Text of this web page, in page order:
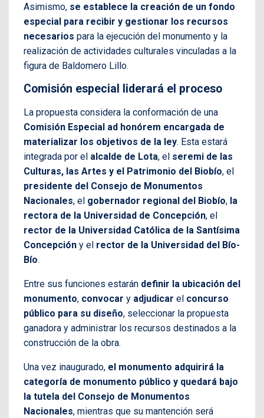
Asimismo, se establece la creación de un fondo
especial para recibir y gestionar los recursos
necesarios para la ejecución del monumento y la
realización de actividades culturales vinculadas a la
figura de Baldomero Lillo.
Comisión especial liderará el proceso
La propuesta considera la conformación de una
Comisión Especial ad honórem encargada de
materializar los objetivos de la ley. Esta estará
integrada por el alcalde de Lota, el seremi de las
Culturas, las Artes y el Patrimonio del Biobío, el
presidente del Consejo de Monumentos
Nacionales, el gobernador regional del Biobío, la
rectora de la Universidad de Concepción, el
rector de la Universidad Católica de la Santísima
Concepción y el rector de la Universidad del Bío-
Bío.
Entre sus funciones estarán definir la ubicación del
monumento, convocar y adjudicar el concurso
público para su diseño, seleccionar la propuesta
ganadora y administrar los recursos destinados a la
construcción de la obra.
Una vez inaugurado, el monumento adquirirá la
categoría de monumento público y quedará bajo
la tutela del Consejo de Monumentos
Nacionales, mientras que su mantención será